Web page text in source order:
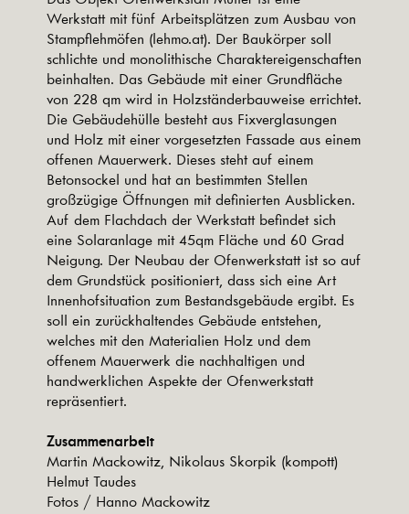
Werkstatt mit fünf Arbeitsplätzen zum Ausbau von
Stampflehmöfen (lehmo.at). Der Baukörper soll
schlichte und monolithische Charaktereigenschaften
beinhalten. Das Gebäude mit einer Grundfläche
von 228 qm wird in Holzständerbauweise errichtet.
Die Gebäudehülle besteht aus Fixverglasungen
und Holz mit einer vorgesetzten Fassade aus einem
offenen Mauerwerk. Dieses steht auf einem
Betonsockel und hat an bestimmten Stellen
großzügige Öffnungen mit definierten Ausblicken.
Auf dem Flachdach der Werkstatt befindet sich
eine Solaranlage mit 45qm Fläche und 60 Grad
Neigung. Der Neubau der Ofenwerkstatt ist so auf
dem Grundstück positioniert, dass sich eine Art
Innenhofsituation zum Bestandsgebäude ergibt. Es
soll ein zurückhaltendes Gebäude entstehen,
welches mit den Materialien Holz und dem
offenem Mauerwerk die nachhaltigen und
handwerklichen Aspekte der Ofenwerkstatt
repräsentiert.
Zusammenarbeit
Martin Mackowitz, Nikolaus Skorpik (kompott)
Helmut Taudes
Fotos / Hanno Mackowitz